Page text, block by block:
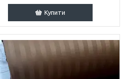
Купити